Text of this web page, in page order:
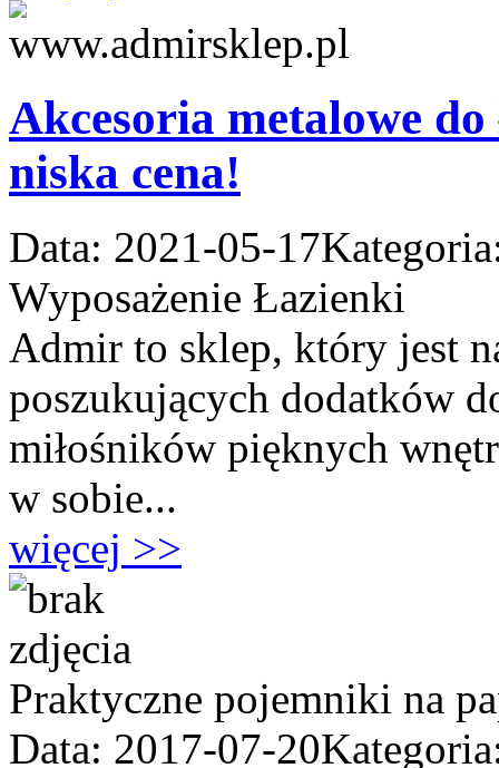
Akcesoria metalowe
niska cena!
Data: 2021-05-17
Wyposażenie Łazienki
Admir to sklep, który jest
poszukujących dodatków
miłośników pięknych
w sobie...
więcej >>
Praktyczne pojemniki na
Data: 2017-07-20